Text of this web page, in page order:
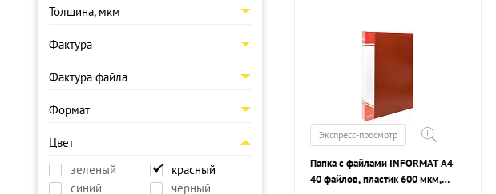
Толщина, мкм
Фактура
Фактура файла
Формат
Цвет
зеленый
красный
синий
черный
Экспресс-просмотр
Папка с файлами INFORMAT А4
40 файлов, пластик 600 мкм,